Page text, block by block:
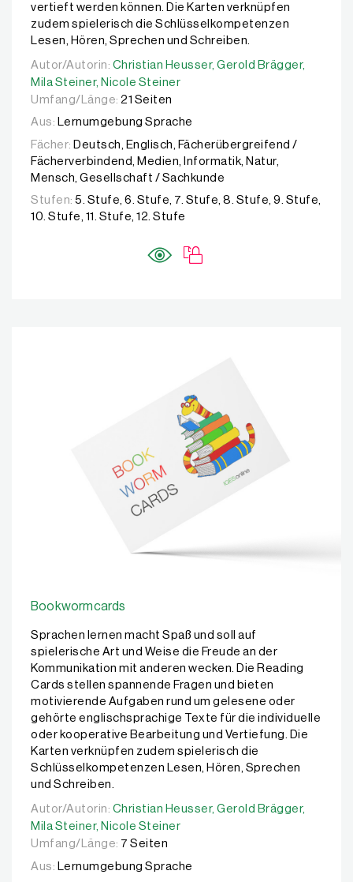
vertieft werden können. Die Karten verknüpfen
zudem spielerisch die Schlüsselkompetenzen
Lesen, Hören, Sprechen und Schreiben.
Autor/Autorin: Christian Heusser, Gerold Brägger,
Autor/Autorin: Christian Heusser, Gerold Brägger,
Mila Steiner, Nicole Steiner
Umfang/Länge: 21 Seiten
Aus: Lernumgebung Sprache
Fächer: Deutsch, Englisch, Fächerübergreifend /
Fächerverbindend, Medien, Informatik, Natur,
Mensch, Gesellschaft / Sachkunde
Stufen: 5. Stufe, 6. Stufe, 7. Stufe, 8. Stufe, 9. Stufe,
10. Stufe, 11. Stufe, 12. Stufe
Bookwormcards
Sprachen lernen macht Spaß und soll auf
spielerische Art und Weise die Freude an der
Kommunikation mit anderen wecken. Die Reading
Cards stellen spannende Fragen und bieten
motivierende Aufgaben rund um gelesene oder
gehörte englischsprachige Texte für die individuelle
oder kooperative Bearbeitung und Vertiefung. Die
Karten verknüpfen zudem spielerisch die
Schlüsselkompetenzen Lesen, Hören, Sprechen
und Schreiben.
Autor/Autorin: Christian Heusser, Gerold Brägger,
Autor/Autorin: Christian Heusser, Gerold Brägger,
Mila Steiner, Nicole Steiner
Umfang/Länge: 7 Seiten
Aus:
Lernumgebung Sprache